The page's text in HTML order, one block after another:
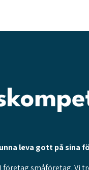
leva gott på sina